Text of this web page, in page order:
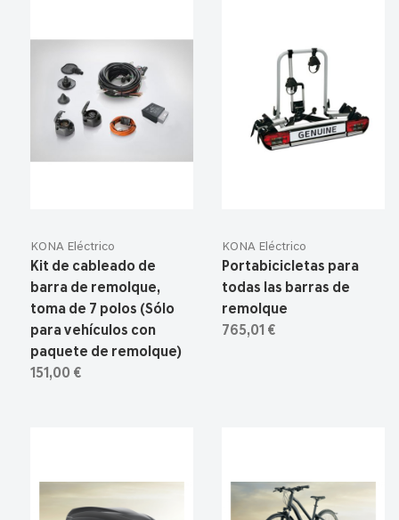
KONA Eléctrico
Kit de cableado de
barra de remolque,
toma de 7 polos (Sólo
para vehículos con
paquete de remolque)
151,00 €
KONA Eléctrico
Portabicicletas para
todas las barras de
remolque
765,01 €